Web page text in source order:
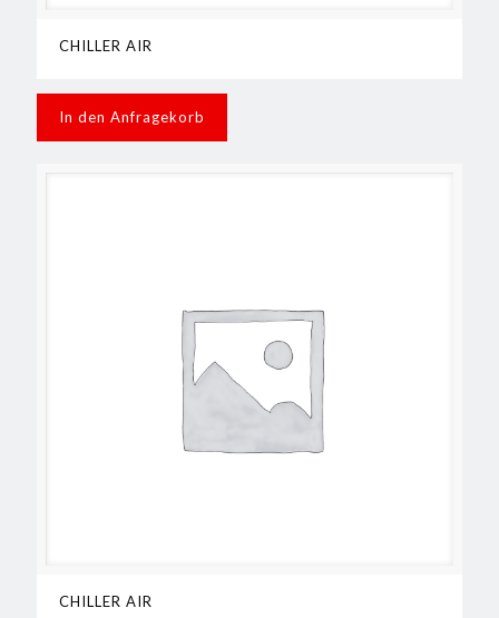
CHILLER AIR
In den Anfragekorb
CHILLER AIR